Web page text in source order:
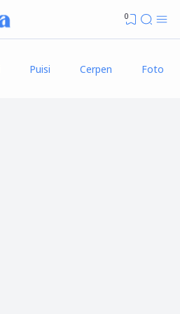
0
Puisi Cerpen Foto